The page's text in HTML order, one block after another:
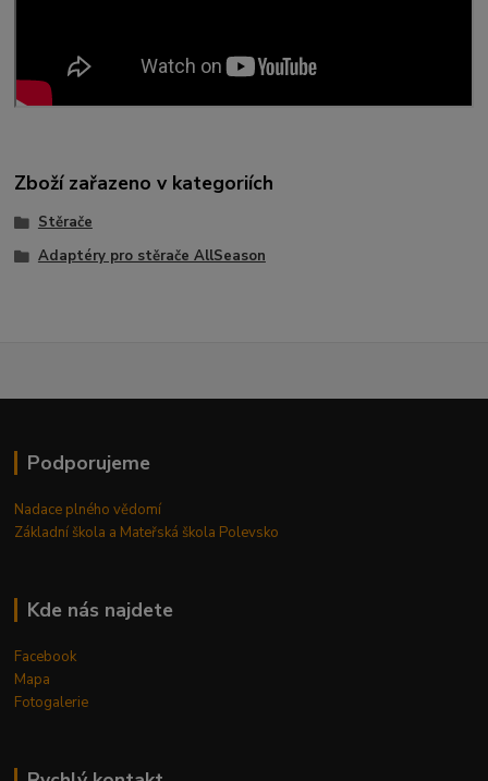
Zboží zařazeno v kategoriích
Stěrače
Adaptéry pro stěrače AllSeason
Podporujeme
Nadace plného vědomí
Základní škola a Mateřská škola Polevsko
Kde nás najdete
Facebook
Mapa
Fotogalerie